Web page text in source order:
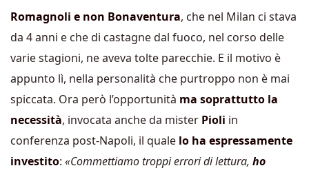
Romagnoli e non Bonaventura, che nel Milan ci stava
da 4 anni e che di castagne dal fuoco, nel corso delle
varie stagioni, ne aveva tolte parecchie. E il motivo è
appunto lì, nella personalità che purtroppo non è mai
spiccata. Ora però l’opportunità ma soprattutto la
necessità, invocata anche da mister Pioli in
conferenza post-Napoli, il quale lo ha espressamente
investito: «Commettiamo troppi errori di lettura, ho